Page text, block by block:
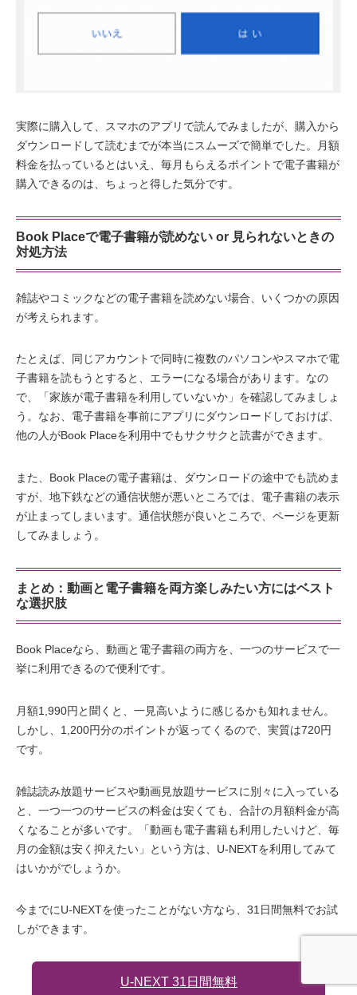
実際に購入して、スマホのアプリで読んでみましたが、購入から
ダウンロードして読むまでが本当にスムーズで簡単でした。月額
料金を払っているとはいえ、毎月もらえるポイントで電子書籍が
購入できるのは、ちょっと得した気分です。
Book Placeで電子書籍が読めない or 見られないときの
対処方法
雑誌やコミックなどの電子書籍を読めない場合、いくつかの原因
が考えられます。
たとえば、同じアカウントで同時に複数のパソコンやスマホで電
子書籍を読もうとすると、エラーになる場合があります。なの
で、「家族が電子書籍を利用していないか」を確認してみましょ
う。なお、電子書籍を事前にアプリにダウンロードしておけば、
他の人がBook Placeを利用中でもサクサクと読書ができます。
また、Book Placeの電子書籍は、ダウンロードの途中でも読めま
すが、地下鉄などの通信状態が悪いところでは、電子書籍の表示
が止まってしまいます。通信状態が良いところで、ページを更新
してみましょう。
まとめ：動画と電子書籍を両方楽しみたい方にはベスト
な選択肢
Book Placeなら、動画と電子書籍の両方を、一つのサービスで一
挙に利用できるので便利です。
月額1,990円と聞くと、一見高いように感じるかも知れません。
しかし、1,200円分のポイントが返ってくるので、実質は720円
です。
雑誌読み放題サービスや動画見放題サービスに別々に入っている
と、一つ一つのサービスの料金は安くても、合計の月額料金が高
くなることが多いです。「動画も電子書籍も利用したいけど、毎
月の金額は安く抑えたい」という方は、U-NEXTを利用してみて
はいかがでしょうか。
今までにU-NEXTを使ったことがない方なら、31日間無料でお試
しができます。
U-NEXT 31日間無料